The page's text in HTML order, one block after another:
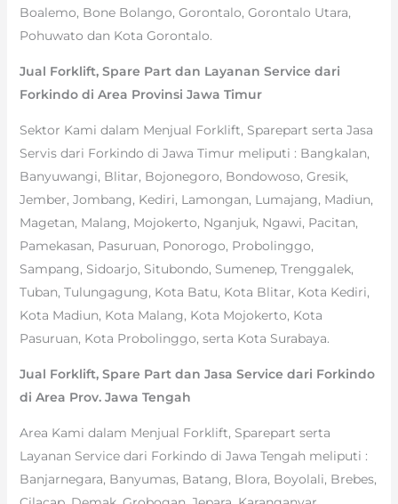
Boalemo, Bone Bolango, Gorontalo, Gorontalo Utara,
Pohuwato dan Kota Gorontalo.
Jual Forklift, Spare Part dan Layanan Service dari
Forkindo di Area Provinsi Jawa Timur
Sektor Kami dalam Menjual Forklift, Sparepart serta Jasa
Servis dari Forkindo di Jawa Timur meliputi : Bangkalan,
Banyuwangi, Blitar, Bojonegoro, Bondowoso, Gresik,
Jember, Jombang, Kediri, Lamongan, Lumajang, Madiun,
Magetan, Malang, Mojokerto, Nganjuk, Ngawi, Pacitan,
Pamekasan, Pasuruan, Ponorogo, Probolinggo,
Sampang, Sidoarjo, Situbondo, Sumenep, Trenggalek,
Tuban, Tulungagung, Kota Batu, Kota Blitar, Kota Kediri,
Kota Madiun, Kota Malang, Kota Mojokerto, Kota
Pasuruan, Kota Probolinggo, serta Kota Surabaya.
Jual Forklift, Spare Part dan Jasa Service dari Forkindo
di Area Prov. Jawa Tengah
Area Kami dalam Menjual Forklift, Sparepart serta
Layanan Service dari Forkindo di Jawa Tengah meliputi :
Banjarnegara, Banyumas, Batang, Blora, Boyolali, Brebes,